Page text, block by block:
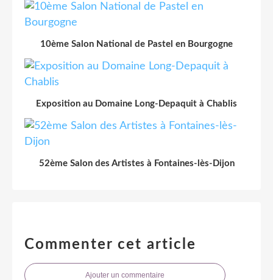
10ème Salon National de Pastel en Bourgogne
Exposition au Domaine Long-Depaquit à Chablis
52ème Salon des Artistes à Fontaines-lès-Dijon
Commenter cet article
Ajouter un commentaire